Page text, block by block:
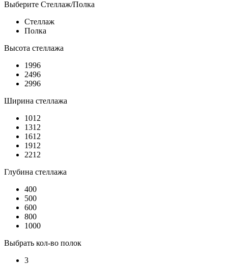
Выберите Стеллаж/Полка
Стеллаж
Полка
Высота стеллажа
1996
2496
2996
Ширина стеллажа
1012
1312
1612
1912
2212
Глубина стеллажа
400
500
600
800
1000
Выбрать кол-во полок
3